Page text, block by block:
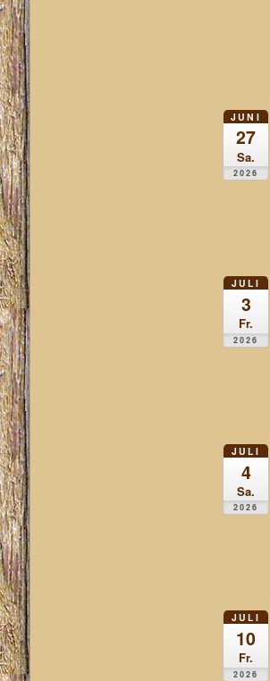
JUNI
27
Sa.
2026
JULI
3
Fr.
2026
JULI
4
Sa.
2026
JULI
10
Fr.
2026